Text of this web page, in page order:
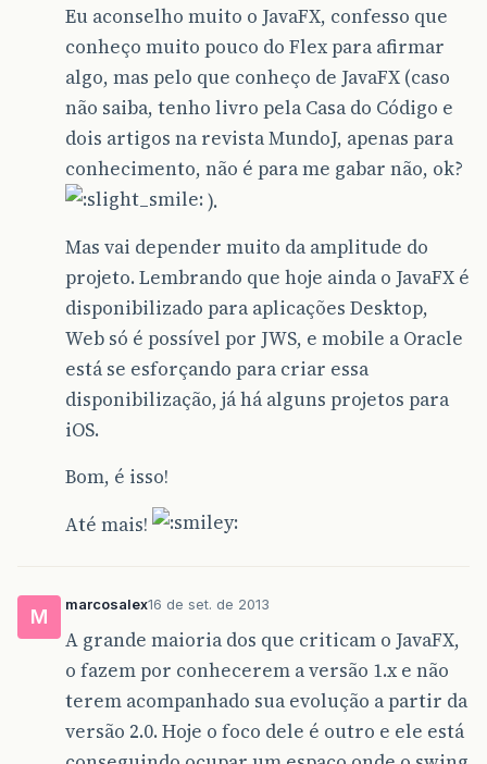
Eu aconselho muito o JavaFX, confesso que
conheço muito pouco do Flex para afirmar
algo, mas pelo que conheço de JavaFX (caso
não saiba, tenho livro pela Casa do Código e
dois artigos na revista MundoJ, apenas para
conhecimento, não é para me gabar não, ok?
).
Mas vai depender muito da amplitude do
projeto. Lembrando que hoje ainda o JavaFX é
disponibilizado para aplicações Desktop,
Web só é possível por JWS, e mobile a Oracle
está se esforçando para criar essa
disponibilização, já há alguns projetos para
iOS.
Bom, é isso!
Até mais!
M
marcosalex16 de set. de 2013
A grande maioria dos que criticam o JavaFX,
o fazem por conhecerem a versão 1.x e não
terem acompanhado sua evolução a partir da
versão 2.0. Hoje o foco dele é outro e ele está